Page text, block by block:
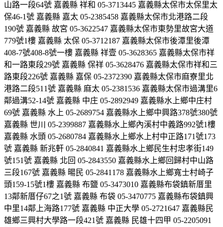
山路一段64號 嘉義縣 祥和 05-3713445 嘉義縣太保市太保里太
保46-1號 嘉義縣 嘉太 05-2385458 嘉義縣太保市北港路二段
190號 嘉義縣 故宮 05-3622547 嘉義縣太保市東勢里故宮大道
779號1樓 嘉義縣 太保 05-3712187 嘉義縣太保市後潭里後潭
408-7號408-8號一樓 嘉義縣 祥壹 05-3628365 嘉義縣太保市祥
和一路東段29號 嘉義縣 保祥 05-3628476 嘉義縣太保市祥和三
路東段226號 嘉義縣 嘉保 05-2372390 嘉義縣太保市麻寮里北
港路二段511號 嘉義縣 麻太 05-2381536 嘉義縣太保市過溝里6
鄰過溝52-14號 嘉義縣 中庄 05-2892949 嘉義縣水上鄉中庄村
69號 嘉義縣 水上 05-2689754 嘉義縣水上鄉中興路378號380號
嘉義縣 世川 05-2399887 嘉義縣水上鄉內溪村中義路992號1樓
嘉義縣 水頭 05-2680784 嘉義縣水上鄉水上村中正路171號173
號 嘉義縣 新兆軒 05-2840841 嘉義縣水上鄉民生村忠孝街149
號151號 嘉義縣 北回 05-2843550 嘉義縣水上鄉回歸村中山路
三段167號 嘉義縣 暘民 05-2841178 嘉義縣水上鄉寬士村崎子
頭159-15號1樓 嘉義縣 布鹽 05-3473010 嘉義縣布袋鎮新厝里
13鄰新厝仔67之1號 嘉義縣 布袋 05-3470775 嘉義縣布袋鎮興
中里14鄰上海路177號 嘉義縣 中正大學 05-2721647 嘉義縣民
雄鄉三興村大學路一段421號 嘉義縣 民雄十四甲 05-2205091